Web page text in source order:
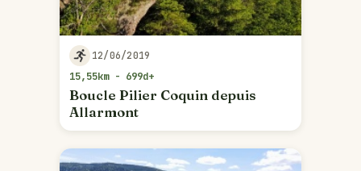
12/06/2019
15,55km - 699d+
Boucle Pilier Coquin depuis
Allarmont